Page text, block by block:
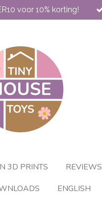
voor 10% korting!
3D PRINTS REVIEWS
ENGLISH